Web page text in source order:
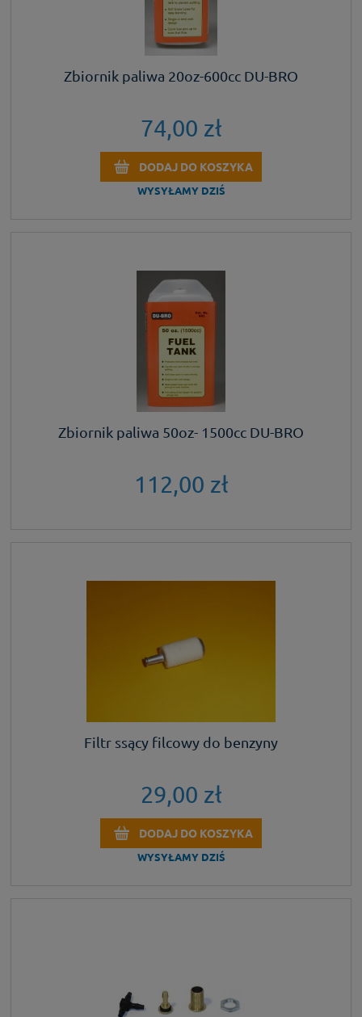
Zbiornik paliwa 20oz-600cc DU-BRO
74,00 zł
DODAJ DO KOSZYKA
WYSYŁAMY DZIŚ
Zbiornik paliwa 50oz- 1500cc DU-BRO
112,00 zł
Filtr ssący filcowy do benzyny
29,00 zł
DODAJ DO KOSZYKA
WYSYŁAMY DZIŚ